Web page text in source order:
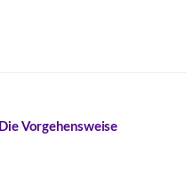
Die Vorgehensweise